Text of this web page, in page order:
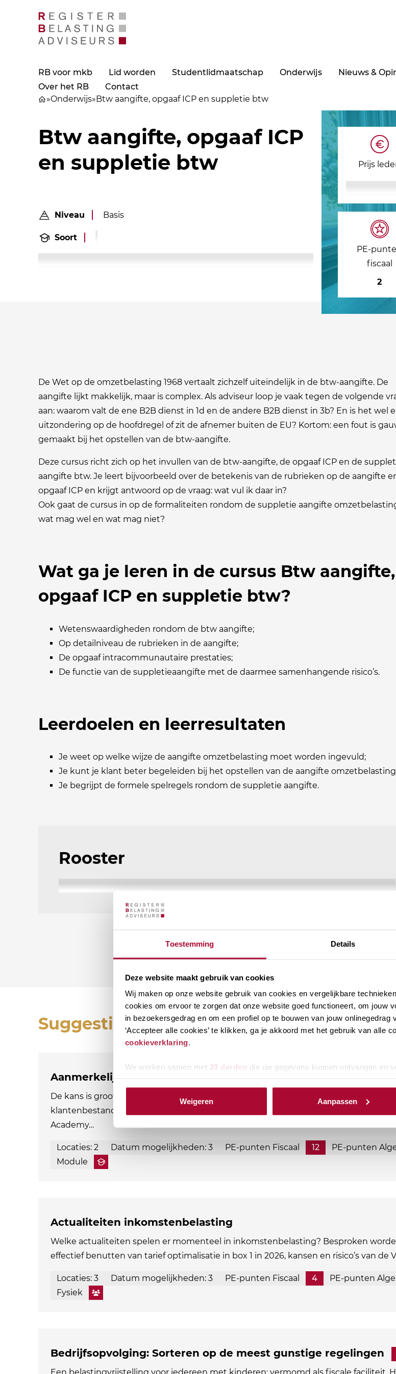
Toestemming Details
Deze website maakt gebruik van cookies
Wij maken op onze website gebruik van cookies en vergelijkbare
cookies om ervoor te zorgen dat onze website goed functioneert, om jouw
in bezoekersgedrag en om een profiel op te bouwen van jouw
‘Accepteer alle cookies’ te klikken, ga je akkoord met het gebruik van alle
cookieverklaring.
We werken samen met 23 derden die uw gegevens kunnen ontvangen en
Weigeren Aanpassen
RB voor mkb Lid worden Studentlidmaatschap Onderwijs Nieuws &
Over het RB
Contact
»Onderwijs»Btw aangifte, opgaaf ICP en suppletie btw
Btw aangifte, opgaaf ICP
en suppletie btw
Niveau Basis
Soort
Prijs
PE-
fiscaal
2
De Wet op de omzetbelasting 1968 vertaalt zichzelf uiteindelijk in de btw-aangifte. De
aangifte lijkt makkelijk, maar is complex. Als adviseur loop je vaak tegen de volgende
aan: waarom valt de ene B2B dienst in 1d en de andere B2B dienst in 3b? En is het wel
uitzondering op de hoofdregel of zit de afnemer buiten de EU? Kortom: een fout is
gemaakt bij het opstellen van de btw-aangifte.
Deze cursus richt zich op het invullen van de btw-aangifte, de opgaaf ICP en de
aangifte btw. Je leert bijvoorbeeld over de betekenis van de rubrieken op de aangifte
opgaaf ICP en krijgt antwoord op de vraag: wat vul ik daar in?
Ook gaat de cursus in op de formaliteiten rondom de suppletie aangifte
wat mag wel en wat mag niet?
Wat ga je leren in de cursus Btw aangifte,
opgaaf ICP en suppletie btw?
Wetenswaardigheden rondom de btw aangifte;
Op detailniveau de rubrieken in de aangifte;
De opgaaf intracommunautaire prestaties;
De functie van de suppletieaangifte met de daarmee samenhangende risico’s.
Leerdoelen en leerresultaten
Je weet op welke wijze de aangifte omzetbelasting moet worden ingevuld;
Je kunt je klant beter begeleiden bij het opstellen van de aangifte
Je begrijpt de formele spelregels rondom de suppletie aangifte.
Rooster
Suggesties
Aanmerkelijk belang en terbeschikkingstellingsregeling
De kans is groot dat aandeelhouders met een aanmerkelijk belang onderdeel zijn
klantenbestand. Als adviseur ben je natuurlijk op de hoogte van de laatste
Academy…
Locaties: 2 Datum mogelijkheden: 3 PE-punten Fiscaal 12 PE-punten
Module
Actualiteiten inkomstenbelasting
Welke actualiteiten spelen er momenteel in inkomstenbelasting? Besproken
effectief benutten van tarief optimalisatie in box 1 in 2026, kansen en risico’s van de
Locaties: 3 Datum mogelijkheden: 3 PE-punten Fiscaal 4 PE-punten
Fysiek
Bedrijfsopvolging: Sorteren op de meest gunstige regelingen